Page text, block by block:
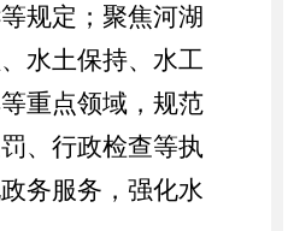
规定；聚焦河湖
水土保持、水工
重点领域，规范
、行政检查等执
务服务，强化水